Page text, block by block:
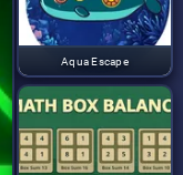
Aqua Escape